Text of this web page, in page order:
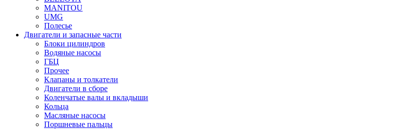
MANITOU
UMG
Полесье
Двигатели и запасные части
Блоки цилиндров
Водяные насосы
ГБЦ
Прочее
Клапаны и толкатели
Двигатели в сборе
Коленчатые валы и вкладыши
Кольца
Масляные насосы
Поршневые пальцы